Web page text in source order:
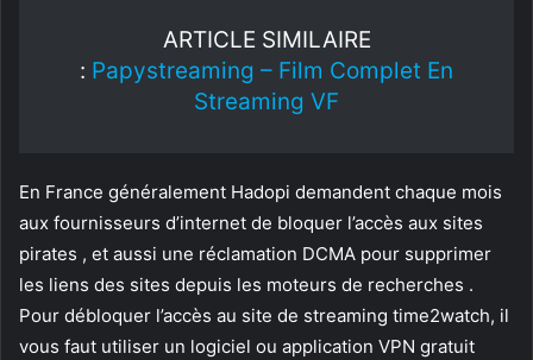
ARTICLE SIMILAIRE
: Papystreaming – Film Complet En
Streaming VF
En France généralement Hadopi demandent chaque mois
aux fournisseurs d’internet de bloquer l’accès aux sites
pirates , et aussi une réclamation DCMA pour supprimer
les liens des sites depuis les moteurs de recherches .
Pour débloquer l’accès au site de streaming time2watch, il
vous faut utiliser un logiciel ou application VPN gratuit